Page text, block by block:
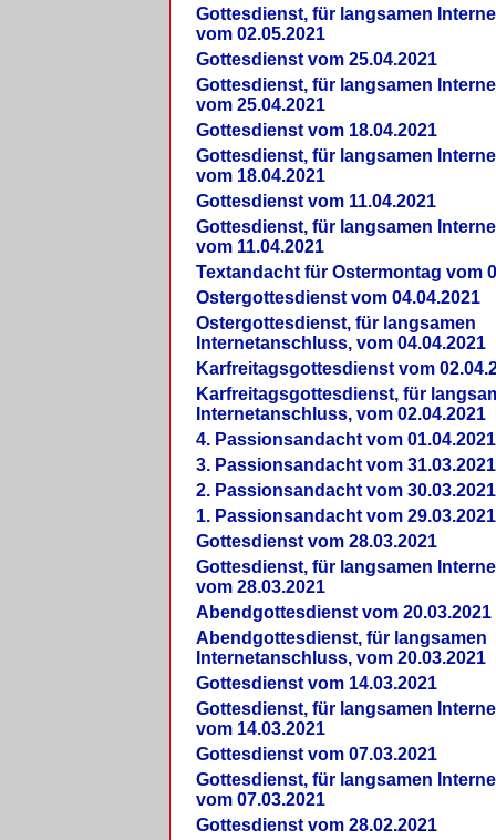
Gottesdienst, für langsamen
vom 02.05.2021
Gottesdienst vom 25.04.2021
Gottesdienst, für langsamen
vom 25.04.2021
Gottesdienst vom 18.04.2021
Gottesdienst, für langsamen
vom 18.04.2021
Gottesdienst vom 11.04.2021
Gottesdienst, für langsamen
vom 11.04.2021
Textandacht für Ostermontag vom
Ostergottesdienst vom 04.04.2021
Ostergottesdienst, für langsamen
Internetanschluss, vom 04.04.2021
Karfreitagsgottesdienst vom
Karfreitagsgottesdienst, für
Internetanschluss, vom 02.04.2021
4. Passionsandacht vom 01.04.2021
3. Passionsandacht vom 31.03.2021
2. Passionsandacht vom 30.03.2021
1. Passionsandacht vom 29.03.2021
Gottesdienst vom 28.03.2021
Gottesdienst, für langsamen
vom 28.03.2021
Abendgottesdienst vom 20.03.2021
Abendgottesdienst, für langsamen
Internetanschluss, vom 20.03.2021
Gottesdienst vom 14.03.2021
Gottesdienst, für langsamen
vom 14.03.2021
Gottesdienst vom 07.03.2021
Gottesdienst, für langsamen
vom 07.03.2021
Gottesdienst vom 28.02.2021